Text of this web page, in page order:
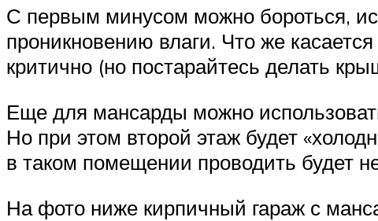
С первым минусом можно бороться,
проникновению влаги. Что же
критично (но постарайтесь делать
Еще для мансарды можно
Но при этом второй этаж будет
в таком помещении проводить будет
На фото ниже кирпичный гараж с